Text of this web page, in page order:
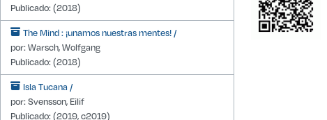
Publicado: (2018)
The Mind : ¡unamos nuestras mentes! /
por: Warsch, Wolfgang
Publicado: (2018)
Isla Tucana /
por: Svensson, Eilif
Publicado: (2019, c2019)